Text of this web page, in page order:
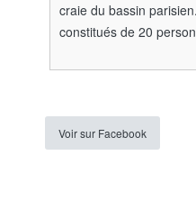
craie du bassin
constitués de 20
Voir sur Facebook